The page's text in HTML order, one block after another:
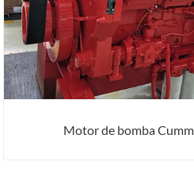
Motor de bomba